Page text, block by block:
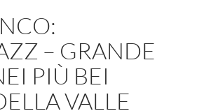
– GRANDE
PIÙ BEI
VALLE